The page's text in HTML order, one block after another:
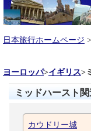
日本旅行ホームページ >
ヨーロッパ>イギリス>
ミッドハースト
カウドリー城